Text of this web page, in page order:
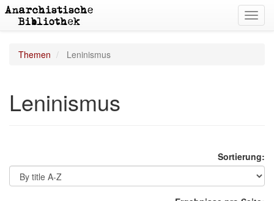
Themen Leninismus
Leninismus
Sortierung: